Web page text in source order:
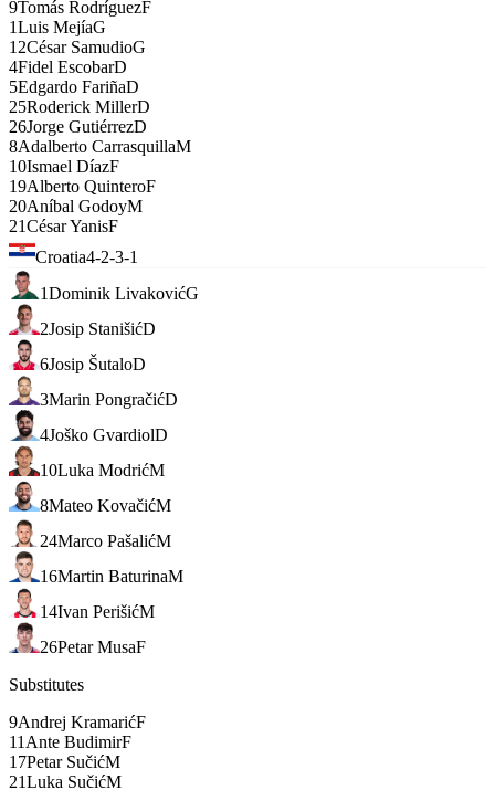
9Tomás RodríguezF
1Luis MejíaG
12César SamudioG
4Fidel EscobarD
5Edgardo FariñaD
25Roderick MillerD
26Jorge GutiérrezD
8Adalberto CarrasquillaM
10Ismael DíazF
19Alberto QuinteroF
20Aníbal GodoyM
21César YanisF
Croatia4-2-3-1
1Dominik LivakovićG
2Josip StanišićD
6Josip ŠutaloD
3Marin PongračićD
4Joško GvardiolD
10Luka ModrićM
8Mateo KovačićM
24Marco PašalićM
16Martin BaturinaM
14Ivan PerišićM
26Petar MusaF
Substitutes
9Andrej KramarićF
11 Ante BudimirF
17Petar SučićM
21Luka SučićM